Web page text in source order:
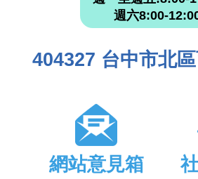
週六8:00-
404327 台中市北
網站意見箱